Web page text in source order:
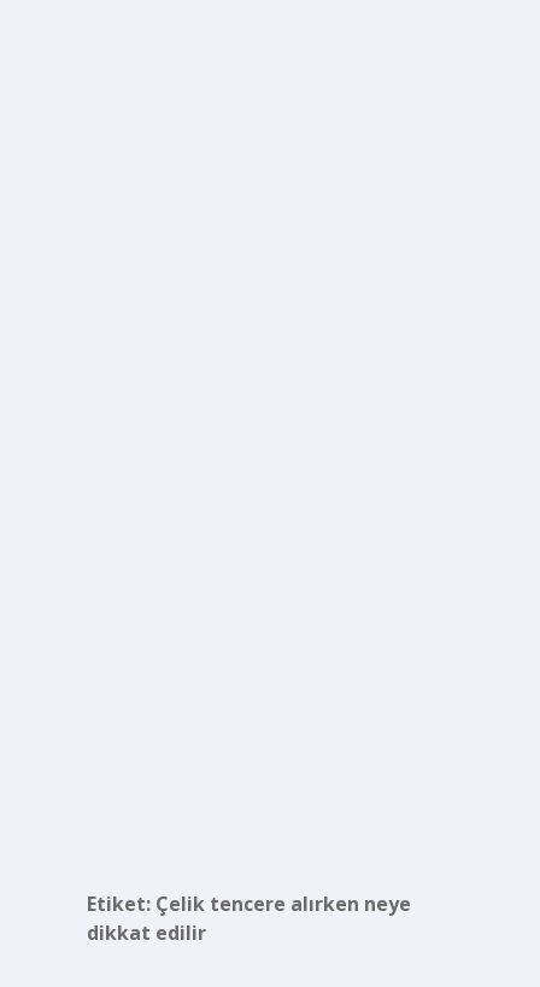
Etiket: Çelik tencere alırken neye
dikkat edilir